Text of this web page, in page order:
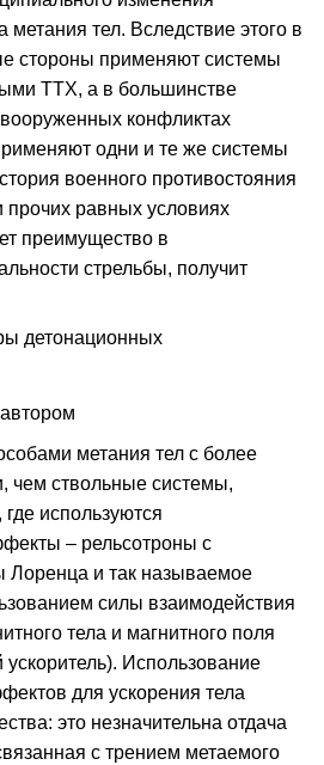
метания тел. Вследствие этого в
стороны применяют системы
ТТХ, а в большинстве
конфликтах
одни и те же системы
военного противостояния
прочих равных условиях
преимущество в
стрельбы, получит
детонационных
метания тел с более
чем ствольные системы,
используются
– рельсотроны с
Лоренца и так называемое
силы взаимодействия
тела и магнитного поля
Использование
для ускорения тела
это незначительна отдача
с трением метаемого